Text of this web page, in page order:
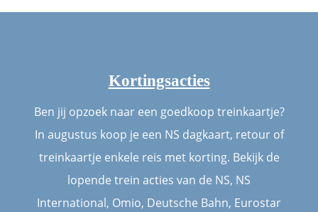
Kortingsacties
Ben jij opzoek naar een goedkoop treinkaartje?
In augustus koop je een NS dagkaart, retour of
treinkaartje enkele reis met korting. Bekijk de
lopende trein acties van de NS, NS
International, Omio, Deutsche Bahn, Eurostar